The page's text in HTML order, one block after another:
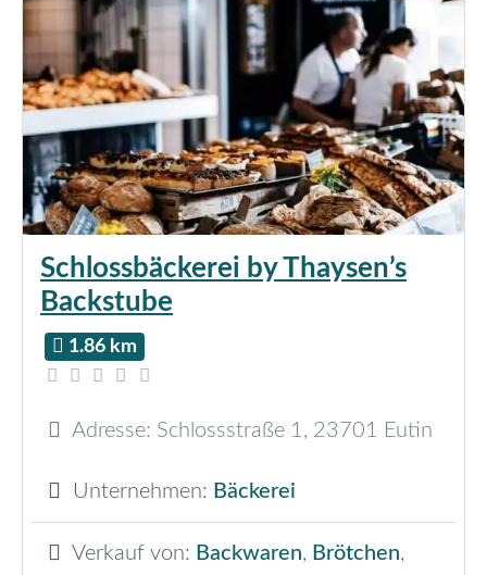
Schlossbäckerei by Thaysen’s
Backstube
1.86 km
Adresse: Schlossstraße 1 , 23701 Eutin
Unternehmen: Bäckerei
Verkauf von: Backwaren, Brötchen,